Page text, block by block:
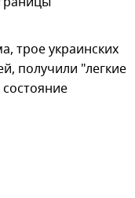
трое украинских
получили "легкие